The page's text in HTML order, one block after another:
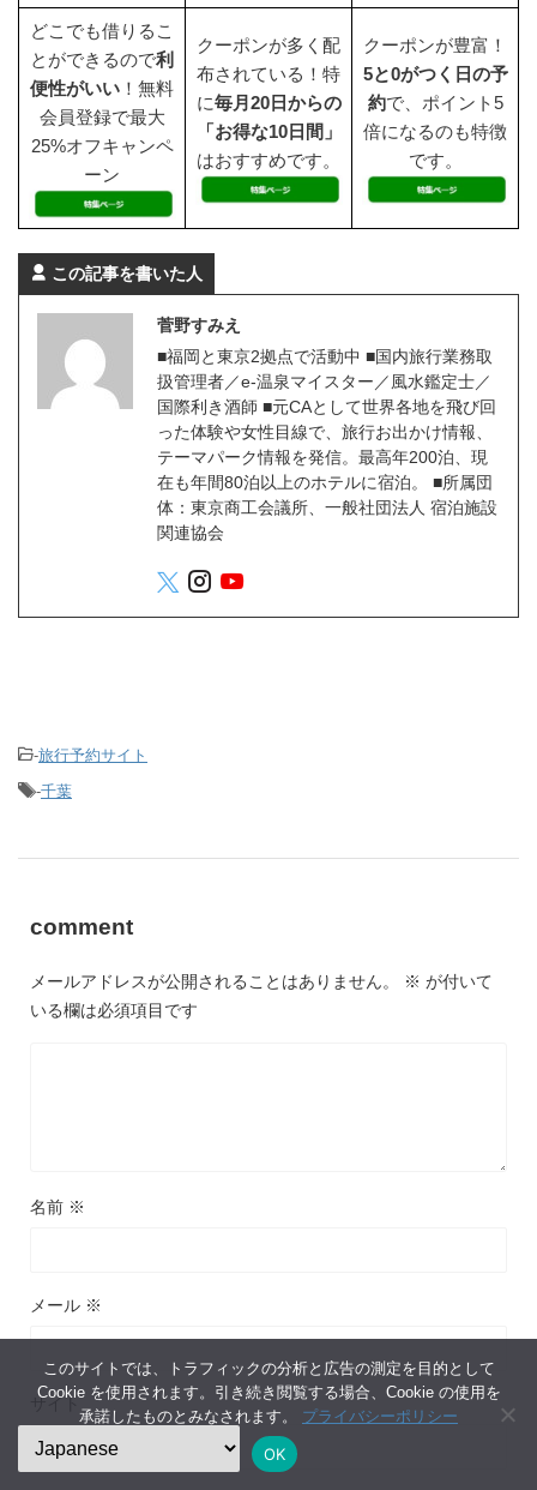
どこでも借りるこ
とができるので利
便性がいい ！無料
会員登録で最大
25%オフキャンペ
ーン
クーポンが多く配
布されている！特
に毎月20日からの
「お得な10日間」
はおすすめです。
クーポンが豊富！
5と0がつく日の予
約で、ポイント5
倍になるのも特徴
です。
この記事を書いた人
菅野すみえ
■福岡と東京2拠点で活動中 ■国内旅行業務取
扱管理者／e-温泉マイスター／風水鑑定士／
国際利き酒師 ■元CAとして世界各地を飛び回
った体験や女性目線で、旅行お出かけ情報、
テーマパーク情報を発信。最高年200泊、現
在も年間80泊以上のホテルに宿泊。 ■所属団
体：東京商工会議所、一般社団法人 宿泊施設
関連協会
-旅行予約サイト
-千葉
comment
メールアドレスが公開されることはありません。 ※ が付いて
いる欄は必須項目です
名前 ※
メール ※
サイト
このサイトでは、トラフィックの分析と広告の測定を目的として
Cookie を使用されます。引き続き閲覧する場合、Cookie の使用を
承諾したものとみなされます。 プライバシーポリシー
OK